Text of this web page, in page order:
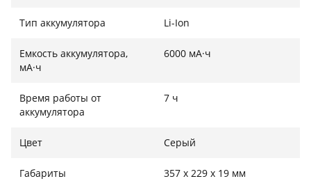
Тип аккумулятора Li-Ion
Емкость аккумулятора,
мА·ч
6000 мА·ч
Время работы от
аккумулятора
7 ч
Цвет Серый
Габариты 357 x 229 x 19 мм